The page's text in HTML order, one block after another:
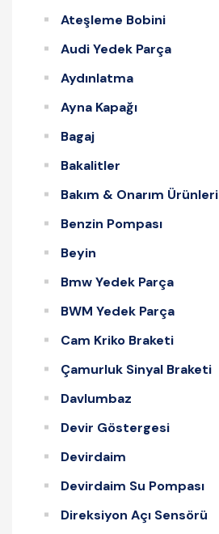
Ateşleme Bobini
Audi Yedek Parça
Aydınlatma
Ayna Kapağı
Bagaj
Bakalitler
Bakım & Onarım Ürünleri
Benzin Pompası
Beyin
Bmw Yedek Parça
BWM Yedek Parça
Cam Kriko Braketi
Çamurluk Sinyal Braketi
Davlumbaz
Devir Göstergesi
Devirdaim
Devirdaim Su Pompası
Direksiyon Açı Sensörü